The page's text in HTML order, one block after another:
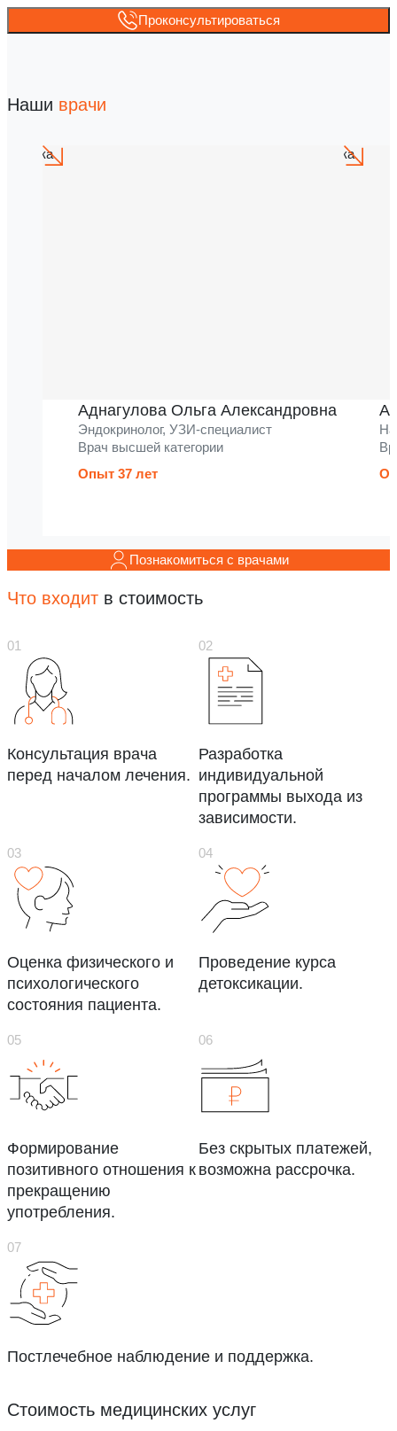
Проконсультироваться
Наши врачи
Аднагулова Ольга Александровна
Эндокринолог, УЗИ-специалист
Врач высшей категории
Опыт 37 лет
Познакомиться с врачами
Что входит в стоимость
Консультация врача
перед началом лечения.
Разработка
индивидуальной
программы выхода из
зависимости.
Оценка физического и
психологического
состояния пациента.
Проведение курса
детоксикации.
Формирование
позитивного отношения к
прекращению
употребления.
Без скрытых платежей,
возможна рассрочка.
Постлечебное наблюдение и поддержка.
Стоимость медицинских услуг